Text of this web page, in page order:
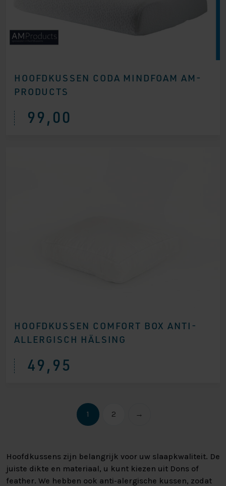
HOOFDKUSSEN CODA MINDFOAM AM-
PRODUCTS
99,00
HOOFDKUSSEN COMFORT BOX ANTI-
ALLERGISCH HÄLSING
49,95
1 2 →
Hoofdkussens zijn belangrijk voor uw slaapkwaliteit. De
juiste dikte en materiaal, u kunt kiezen uit Dons of
feather. We hebben ook anti-alergische kussen, zodat